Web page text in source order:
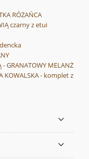
RÓŻAŃCA
czarny z etui
- GRANATOWY MELANŻ
KOWALSKA - komplet z